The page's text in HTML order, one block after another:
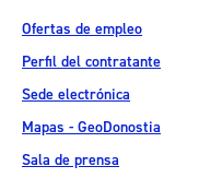
Ofertas de empleo
Perfil del contratante
Sede electrónica
Mapas - GeoDonostia
Sala de prensa